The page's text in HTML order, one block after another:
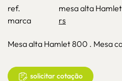
ref.
mesa alta
marca
rs
Mesa alta Hamlet 800 . Mesa
solicitar cotação